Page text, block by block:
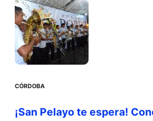
CÓRDOBA
¡San Pelayo te espera!